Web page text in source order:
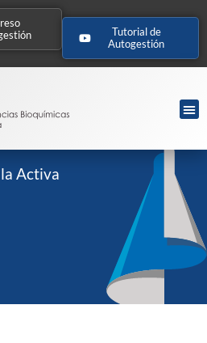
Tutorial de
Autogestión
Activa